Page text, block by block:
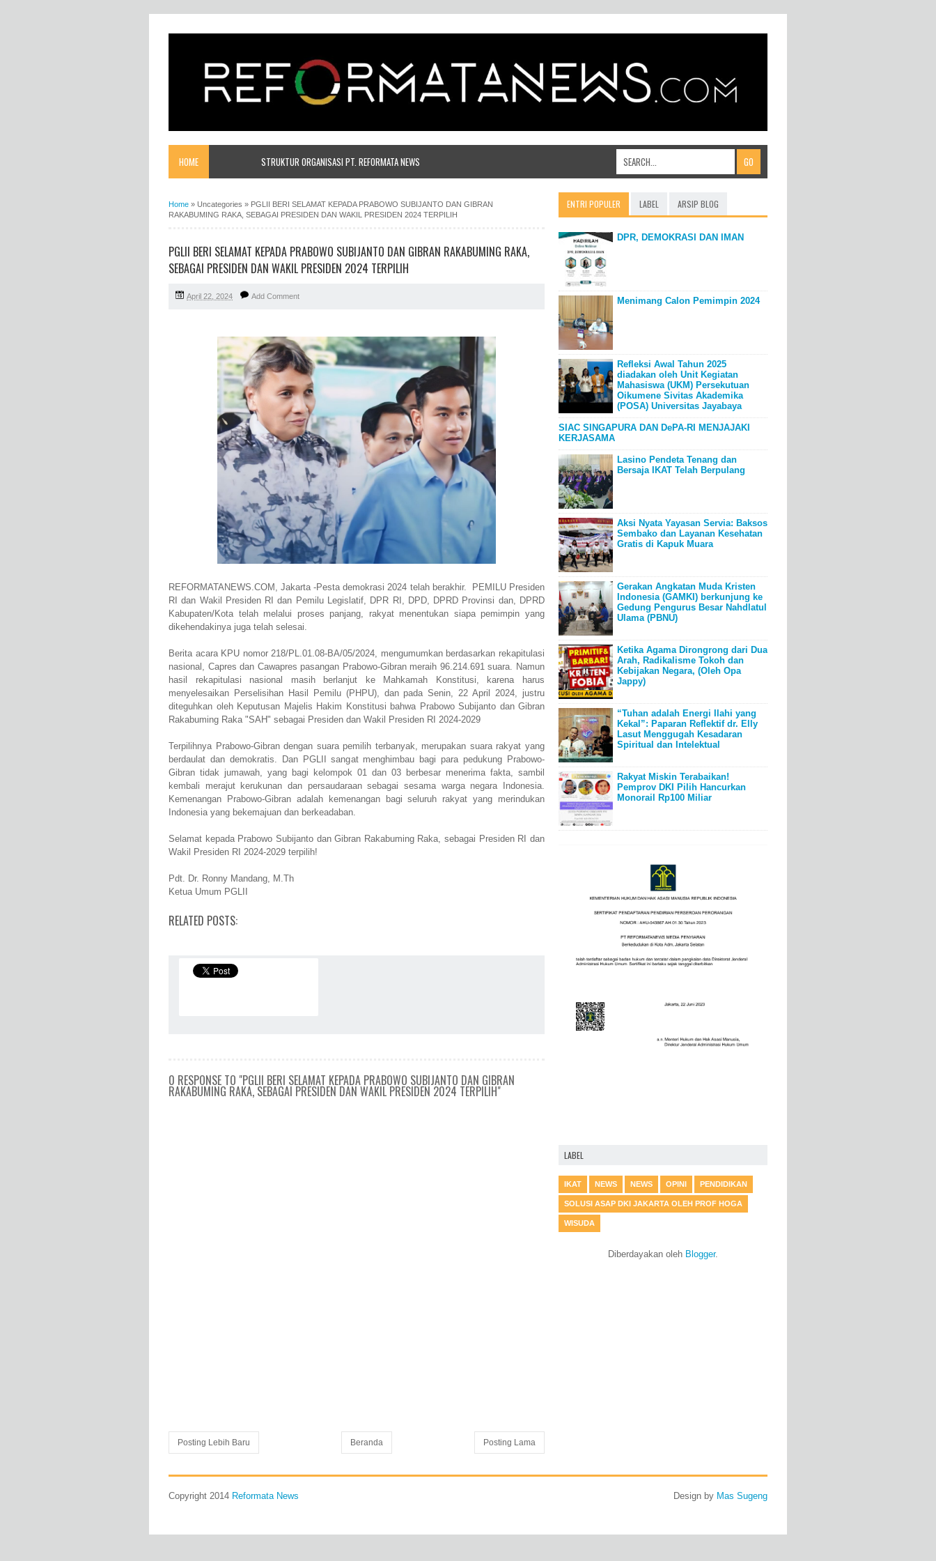
HOME STRUKTUR ORGANISASI PT. REFORMATA NEWS
Home » Uncategories » PGLII BERI SELAMAT KEPADA PRABOWO SUBIJANTO DAN GIBRAN
RAKABUMING RAKA, SEBAGAI PRESIDEN DAN WAKIL PRESIDEN 2024 TERPILIH
PGLII BERI SELAMAT KEPADA PRABOWO SUBIJANTO DAN GIBRAN RAKABUMING RAKA,
SEBAGAI PRESIDEN DAN WAKIL PRESIDEN 2024 TERPILIH
April 22, 2024 Add Comment
REFORMATANEWS.COM, Jakarta -Pesta demokrasi 2024 telah berakhir. PEMILU Presiden
RI dan Wakil Presiden RI dan Pemilu Legislatif, DPR RI, DPD, DPRD Provinsi dan, DPRD
Kabupaten/Kota telah melalui proses panjang, rakyat menentukan siapa pemimpin yang
dikehendakinya juga telah selesai.
Berita acara KPU nomor 218/PL.01.08-BA/05/2024, mengumumkan berdasarkan rekapitulasi
nasional, Capres dan Cawapres pasangan Prabowo-Gibran meraih 96.214.691 suara. Namun
hasil rekapitulasi nasional masih berlanjut ke Mahkamah Konstitusi, karena harus
menyelesaikan Perselisihan Hasil Pemilu (PHPU), dan pada Senin, 22 April 2024, justru
diteguhkan oleh Keputusan Majelis Hakim Konstitusi bahwa Prabowo Subijanto dan Gibran
Rakabuming Raka "SAH" sebagai Presiden dan Wakil Presiden RI 2024-2029
Terpilihnya Prabowo-Gibran dengan suara pemilih terbanyak, merupakan suara rakyat yang
berdaulat dan demokratis. Dan PGLII sangat menghimbau bagi para pedukung Prabowo-
Gibran tidak jumawah, yang bagi kelompok 01 dan 03 berbesar menerima fakta, sambil
kembali merajut kerukunan dan persaudaraan sebagai sesama warga negara Indonesia.
Kemenangan Prabowo-Gibran adalah kemenangan bagi seluruh rakyat yang merindukan
Indonesia yang bekemajuan dan berkeadaban.
Selamat kepada Prabowo Subijanto dan Gibran Rakabuming Raka, sebagai Presiden RI dan
Wakil Presiden RI 2024-2029 terpilih!
Pdt. Dr. Ronny Mandang, M.Th
Ketua Umum PGLII
RELATED POSTS:
0 RESPONSE TO "PGLII BERI SELAMAT KEPADA PRABOWO SUBIJANTO DAN GIBRAN
RAKABUMING RAKA, SEBAGAI PRESIDEN DAN WAKIL PRESIDEN 2024 TERPILIH"
Posting Lebih Baru Posting Lama
Beranda
ENTRI POPULER LABEL ARSIP BLOG
DPR, DEMOKRASI DAN IMAN
Menimang Calon Pemimpin 2024
Refleksi Awal Tahun 2025
diadakan oleh Unit Kegiatan
Mahasiswa (UKM) Persekutuan
Oikumene Sivitas Akademika
(POSA) Universitas Jayabaya
SIAC SINGAPURA DAN DePA-RI MENJAJAKI
KERJASAMA
Lasino Pendeta Tenang dan
Bersaja IKAT Telah Berpulang
Aksi Nyata Yayasan Servia: Baksos
Sembako dan Layanan Kesehatan
Gratis di Kapuk Muara
Gerakan Angkatan Muda Kristen
Indonesia (GAMKI) berkunjung ke
Gedung Pengurus Besar Nahdlatul
Ulama (PBNU)
Ketika Agama Dirongrong dari Dua
Arah, Radikalisme Tokoh dan
Kebijakan Negara, (Oleh Opa
Jappy)
“Tuhan adalah Energi Ilahi yang
Kekal”: Paparan Reflektif dr. Elly
Lasut Menggugah Kesadaran
Spiritual dan Intelektual
Rakyat Miskin Terabaikan!
Pemprov DKI Pilih Hancurkan
Monorail Rp100 Miliar
LABEL
IKAT NEWS NEWS OPINI PENDIDIKAN
SOLUSI ASAP DKI JAKARTA OLEH PROF HOGA
WISUDA
Diberdayakan oleh Blogger.
Copyright 2014 Reformata News Design by Mas Sugeng